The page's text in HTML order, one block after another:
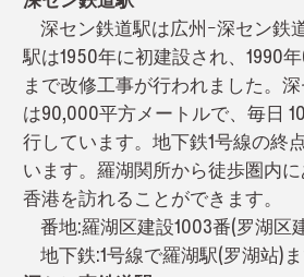
深セン鉄道駅は広州ｰ深セン鉄
駅は1950年に初建設され、1990年
まで改修工事が行われました。
は90,000平方メートルで、毎日
行しています。地下鉄1号線の終
います。羅湖関所から徒歩圏内
香港を訪れることができます。
番地:羅湖区建設1003番(罗湖区
地下鉄:1号線で羅湖駅(罗湖站)